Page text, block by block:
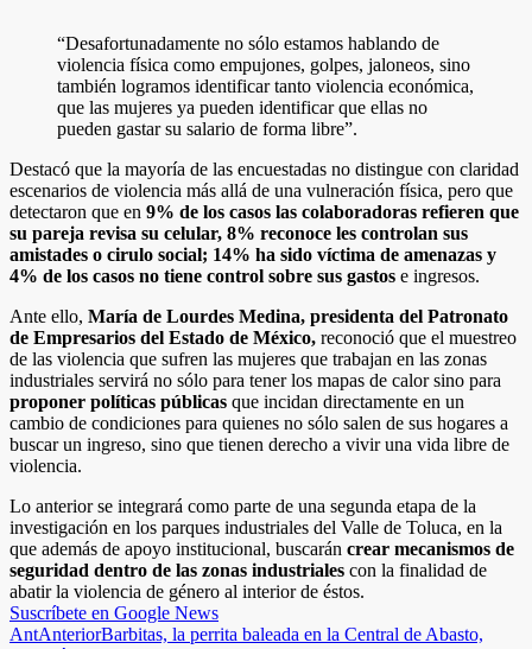
“Desafortunadamente no sólo estamos hablando de
violencia física como empujones, golpes, jaloneos, sino
también logramos identificar tanto violencia económica,
que las mujeres ya pueden identificar que ellas no
pueden gastar su salario de forma libre”.
Destacó que la mayoría de las encuestadas no distingue con claridad
escenarios de violencia más allá de una vulneración física, pero que
detectaron que en 9% de los casos las colaboradoras refieren que
su pareja revisa su celular, 8% reconoce les controlan sus
amistades o cirulo social; 14% ha sido víctima de amenazas y
4% de los casos no tiene control sobre sus gastos e ingresos.
Ante ello, María de Lourdes Medina, presidenta del Patronato
de Empresarios del Estado de México, reconoció que el muestreo
de las violencia que sufren las mujeres que trabajan en las zonas
industriales servirá no sólo para tener los mapas de calor sino para
proponer políticas públicas que incidan directamente en un
cambio de condiciones para quienes no sólo salen de sus hogares a
buscar un ingreso, sino que tienen derecho a vivir una vida libre de
violencia.
Lo anterior se integrará como parte de una segunda etapa de la
investigación en los parques industriales del Valle de Toluca, en la
que además de apoyo institucional, buscarán crear mecanismos de
seguridad dentro de las zonas industriales con la finalidad de
abatir la violencia de género al interior de éstos.
Suscríbete en Google News
AntAnteriorBarbitas, la perrita baleada en la Central de Abasto,